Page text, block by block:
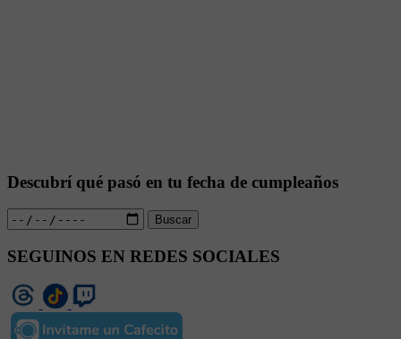
Descubrí qué pasó en tu fecha de cumpleaños
Buscar
SEGUINOS EN REDES SOCIALES